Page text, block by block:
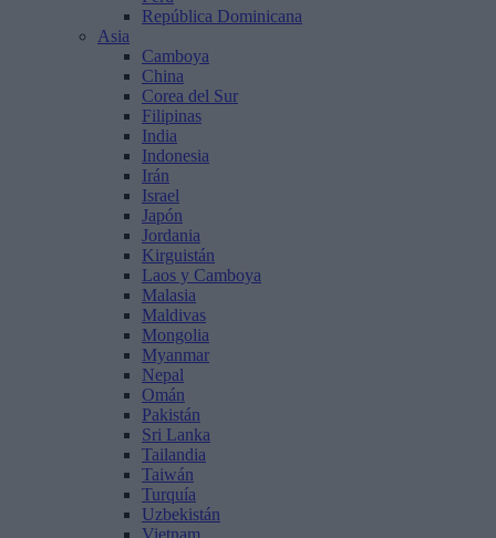
República Dominicana
Asia
Camboya
China
Corea del Sur
Filipinas
India
Indonesia
Irán
Israel
Japón
Jordania
Kirguistán
Laos y Camboya
Malasia
Maldivas
Mongolia
Myanmar
Nepal
Omán
Pakistán
Sri Lanka
Tailandia
Taiwán
Turquía
Uzbekistán
Vietnam